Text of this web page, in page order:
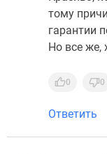
тому
гарантии
Но все же,
0 0
Ответить